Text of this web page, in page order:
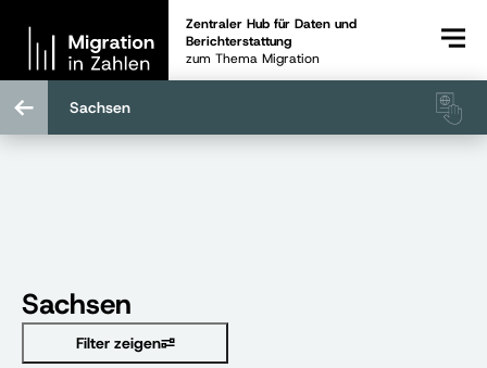
Zentraler Hub für Daten und
Berichterstattung
zum Thema Migration
Sachsen
Sachsen
Filter zeigen